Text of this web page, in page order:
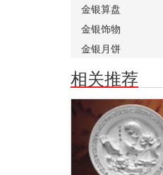
金银算盘
金银饰物
金银月饼
相关推荐